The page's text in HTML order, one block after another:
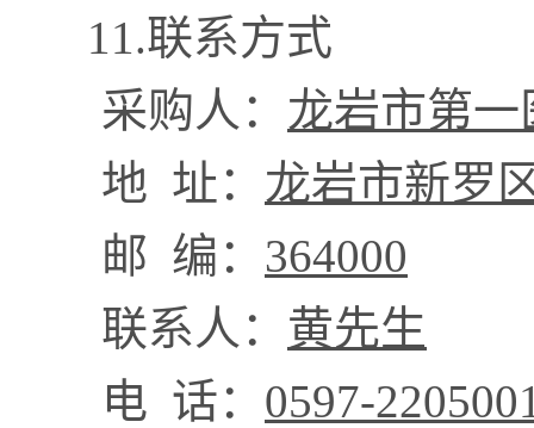
11.联系方式
采购人： 龙岩市第一
地 址： 龙岩市新罗
邮 编： 364000
联系人： 黄先生
电 话： 0597-